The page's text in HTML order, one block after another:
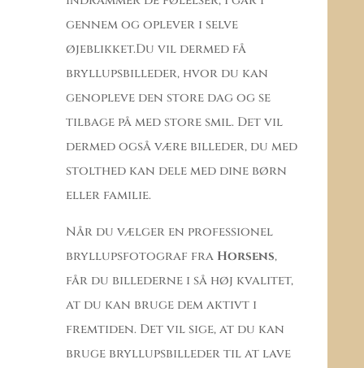
gennem og oplever i selve
øjeblikket.Du vil dermed få
bryllupsbilleder, hvor du kan
genopleve den store dag og se
tilbage på med store smil. Det vil
dermed også være billeder, du med
stolthed kan dele med dine børn
eller familie.
Når du vælger en professionel
bryllupsfotograf fra Horsens,
får du billederne i så høj kvalitet,
at du kan bruge dem aktivt i
fremtiden. Det vil sige, at du kan
bruge bryllupsbilleder til at lave